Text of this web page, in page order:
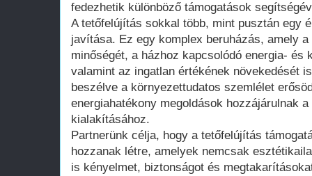
fedezhetik különböző támogatások
A tetőfelújítás sokkal több, mint pusztán egy
javítása. Ez egy komplex beruházás, amely
minőségét, a házhoz kapcsolódó energia- és
valamint az ingatlan értékének növekedését
beszélve a környezettudatos szemlélet
energiahatékony megoldások hozzájárulnak
kialakításához.
Partnerünk célja, hogy a tetőfelújítás
hozzanak létre, amelyek nemcsak
is kényelmet, biztonságot és